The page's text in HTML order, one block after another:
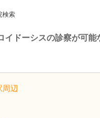
検索
イドーシスの診察が可能
辺